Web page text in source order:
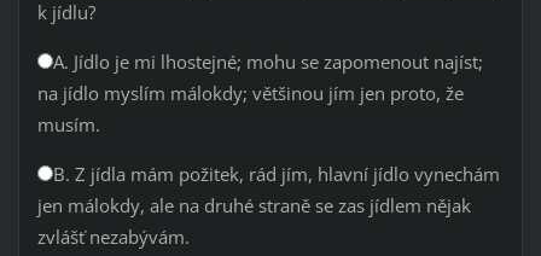
k jídlu?
A. Jídlo je mi lhostejné; mohu se zapomenout najíst;
na jídlo myslím málokdy; většinou jím jen proto, že
musím.
B. Z jídla mám požitek, rád jím, hlavní jídlo vynechám
jen málokdy, ale na druhé straně se zas jídlem nějak
zvlášť nezabývám.